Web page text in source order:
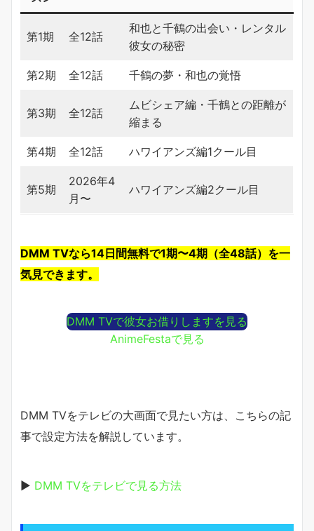
第1期 全12話
和也と千鶴の出会い・レンタル
彼女の秘密
第2期 全12話 千鶴の夢・和也の覚悟
第3期 全12話
ムビシェア編・千鶴との距離が
縮まる
第4期 全12話 ハワイアンズ編1クール目
第5期
2026年4
月〜
ハワイアンズ編2クール目
DMM TVなら14日間無料で1期〜4期（全48話）を一
気見できます。
DMM TVで彼女お借りしますを見る
AnimeFestaで見る
DMM TVをテレビの大画面で見たい方は、こちらの記
事で設定方法を解説しています。
▶ DMM TVをテレビで見る方法